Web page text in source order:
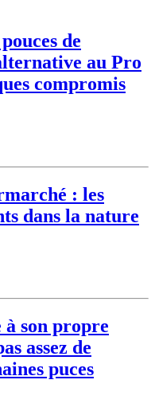
de
au Pro
compromis
: les
dans la nature
son propre
assez de
puces